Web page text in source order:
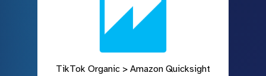
TikTok Organic > Amazon Quicksight